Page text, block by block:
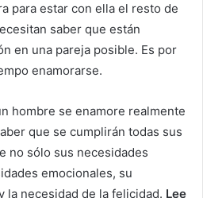
para estar con ella el resto de
saber que están
en una pareja posible. Es por
enamorarse.
hombre se enamore realmente
que se cumplirán todas sus
no sólo sus necesidades
emocionales, su
la necesidad de la felicidad. Lee